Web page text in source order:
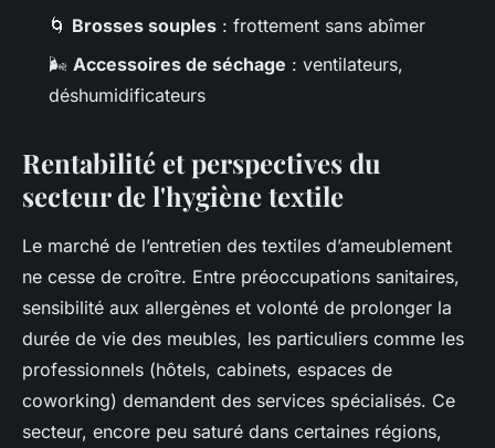
🌀 Brosses souples : frottement sans abîmer
🌬️ Accessoires de séchage : ventilateurs,
déshumidificateurs
Rentabilité et perspectives du
secteur de l'hygiène textile
Le marché de l’entretien des textiles d’ameublement
ne cesse de croître. Entre préoccupations sanitaires,
sensibilité aux allergènes et volonté de prolonger la
durée de vie des meubles, les particuliers comme les
professionnels (hôtels, cabinets, espaces de
coworking) demandent des services spécialisés. Ce
secteur, encore peu saturé dans certaines régions,